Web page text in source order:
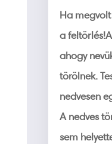
Ha
a
ahogy
törölnek.
nedvesen
A nedves
sem